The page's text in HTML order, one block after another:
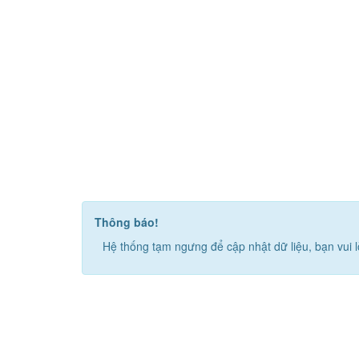
Thông báo!
Hệ thống tạm ngưng để cập nhật dữ liệu, bạn vui